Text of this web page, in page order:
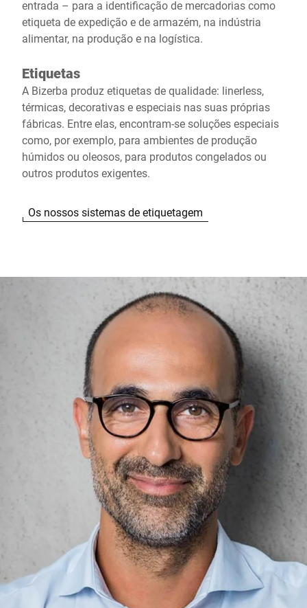
entrada – para a identificação de mercadorias como
etiqueta de expedição e de armazém, na indústria
alimentar, na produção e na logística.
Etiquetas
A Bizerba produz etiquetas de qualidade: linerless,
térmicas, decorativas e especiais nas suas próprias
fábricas. Entre elas, encontram-se soluções especiais
como, por exemplo, para ambientes de produção
húmidos ou oleosos, para produtos congelados ou
outros produtos exigentes.
Os nossos sistemas de etiquetagem